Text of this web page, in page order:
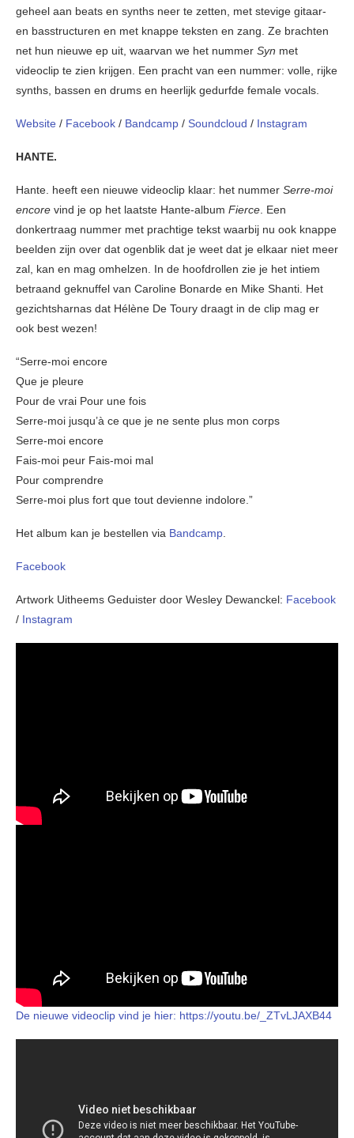
geheel aan beats en synths neer te zetten, met stevige gitaar-
en basstructuren en met knappe teksten en zang. Ze brachten
net hun nieuwe ep uit, waarvan we het nummer Syn met
videoclip te zien krijgen. Een pracht van een nummer: volle, rijke
synths, bassen en drums en heerlijk gedurfde female vocals.
Website / Facebook / Bandcamp / Soundcloud / Instagram
HANTE.
Hante. heeft een nieuwe videoclip klaar: het nummer Serre-moi
encore vind je op het laatste Hante-album Fierce. Een
donkertraag nummer met prachtige tekst waarbij nu ook knappe
beelden zijn over dat ogenblik dat je weet dat je elkaar niet meer
zal, kan en mag omhelzen. In de hoofdrollen zie je het intiem
betraand geknuffel van Caroline Bonarde en Mike Shanti. Het
gezichtsharnas dat Hélène De Toury draagt in de clip mag er
ook best wezen!
“Serre-moi encore
Que je pleure
Pour de vrai Pour une fois
Serre-moi jusqu’à ce que je ne sente plus mon corps
Serre-moi encore
Fais-moi peur Fais-moi mal
Pour comprendre
Serre-moi plus fort que tout devienne indolore.”
Het album kan je bestellen via Bandcamp.
Facebook
Artwork Uitheems Geduister door Wesley Dewanckel: Facebook
/ Instagram
De nieuwe videoclip vind je hier: https://youtu.be/_ZTvLJAXB44